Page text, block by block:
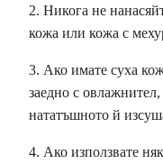
2. Никога не
кожа или кожа с
3. Ако имате суха
заедно с
нататъшното й
4. Ако използвате